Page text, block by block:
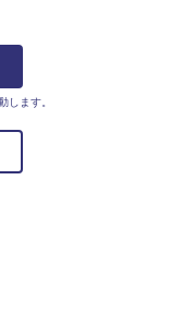
ます。